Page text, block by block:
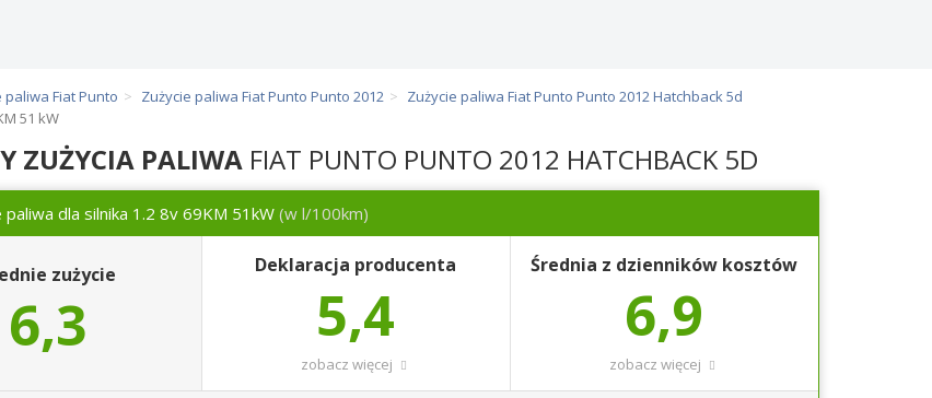
paliwa Fiat Punto Zużycie paliwa Fiat Punto Punto 2012
Zużycie paliwa Fiat Punto Punto 2012 Hatchback 5d
51 kW
ZUŻYCIA PALIWA FIAT PUNTO PUNTO 2012 HATCHBACK 5D
paliwa dla silnika 1.2 8v 69KM 51kW (w l/100km)
zużycie
6,3
Deklaracja producenta
5,4
zobacz więcej
Średnia z dzienników kosztów
6,9
zobacz więcej